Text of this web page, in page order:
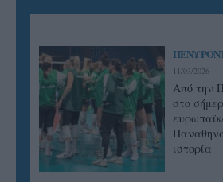
ΠΕΝΥ
11/03/2026
Από την
στο
ιστορία